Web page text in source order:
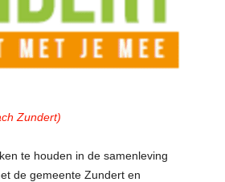
Zundert)
te houden in de samenleving
de gemeente Zundert en